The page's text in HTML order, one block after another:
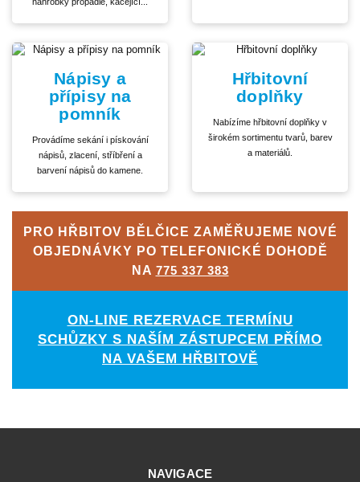
Nápisy a
přípisy na
pomník
Provádíme sekání i pískování
nápisů, zlacení, stříbření a
barvení nápisů do kamene.
Hřbitovní
doplňky
Nabízíme hřbitovní doplňky v
širokém sortimentu tvarů, barev
a materiálů.
PRO HŘBITOV BĚLČICE ZAMĚŘUJEME NOVÉ
OBJEDNÁVKY PO TELEFONICKÉ DOHODĚ
NA 775 337 383
ON-LINE REZERVACE TERMÍNU
SCHŮZKY S NAŠÍM ZÁSTUPCEM PŘÍMO
NA VAŠEM HŘBITOVĚ
NAVIGACE